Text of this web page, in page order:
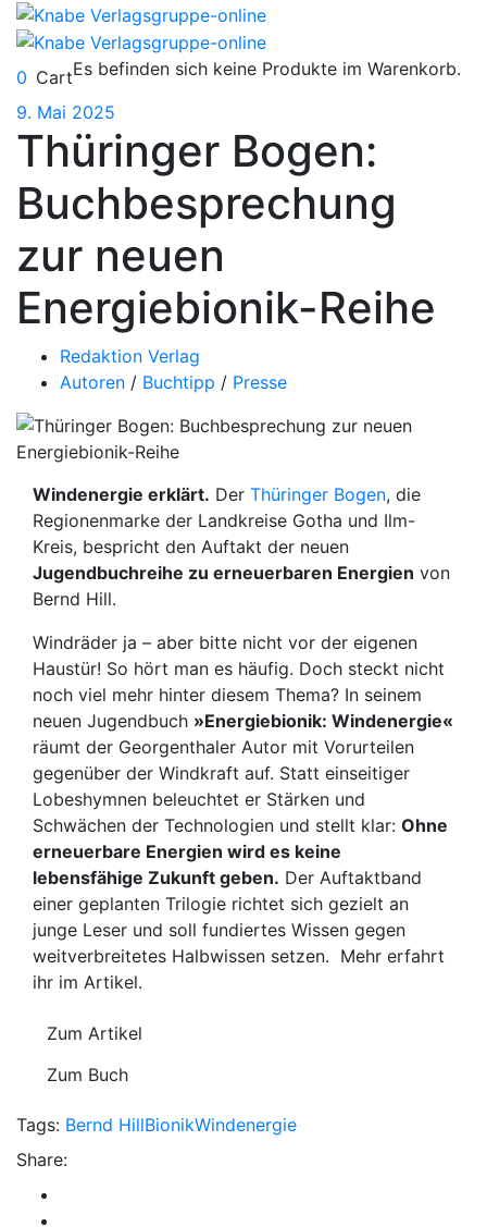
0 CartEs befinden sich keine Produkte im Warenkorb.
9. Mai 2025
Thüringer Bogen:
Buchbesprechung
zur neuen
Energiebionik-Reihe
Redaktion Verlag
Autoren / Buchtipp / Presse
Windenergie erklärt. Der Thüringer Bogen, die
Regionenmarke der Landkreise Gotha und Ilm-
Kreis, bespricht den Auftakt der neuen
Jugendbuchreihe zu erneuerbaren Energien von
Bernd Hill.
Windräder ja – aber bitte nicht vor der eigenen
Haustür! So hört man es häufig. Doch steckt nicht
noch viel mehr hinter diesem Thema? In seinem
neuen Jugendbuch »Energiebionik: Windenergie«
räumt der Georgenthaler Autor mit Vorurteilen
gegenüber der Windkraft auf. Statt einseitiger
Lobeshymnen beleuchtet er Stärken und
Schwächen der Technologien und stellt klar: Ohne
erneuerbare Energien wird es keine
lebensfähige Zukunft geben. Der Auftaktband
einer geplanten Trilogie richtet sich gezielt an
junge Leser und soll fundiertes Wissen gegen
weitverbreitetes Halbwissen setzen. Mehr erfahrt
ihr im Artikel.
Zum Artikel
Zum Buch
Tags: Bernd HillBionikWindenergie
Share: